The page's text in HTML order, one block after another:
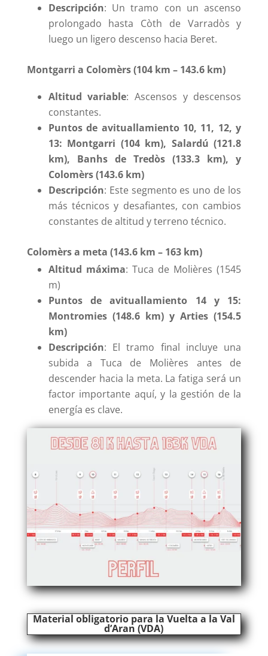
Descripción: Un tramo con un ascenso
prolongado hasta Còth de Varradòs y
luego un ligero descenso hacia Beret.
Montgarri a Colomèrs (104 km – 143.6 km)
Altitud variable: Ascensos y descensos
constantes.
Puntos de avituallamiento 10, 11, 12, y
13: Montgarri (104 km), Salardú (121.8
km), Banhs de Tredòs (133.3 km), y
Colomèrs (143.6 km)
Descripción: Este segmento es uno de los
más técnicos y desafiantes, con cambios
constantes de altitud y terreno técnico.
Colomèrs a meta (143.6 km – 163 km)
Altitud máxima: Tuca de Molières (1545
m)
Puntos de avituallamiento 14 y 15:
Montromies (148.6 km) y Arties (154.5
km)
Descripción: El tramo final incluye una
subida a Tuca de Molières antes de
descender hacia la meta. La fatiga será un
factor importante aquí, y la gestión de la
energía es clave.
Material obligatorio para la Vuelta a la Val
d’Aran (VDA)